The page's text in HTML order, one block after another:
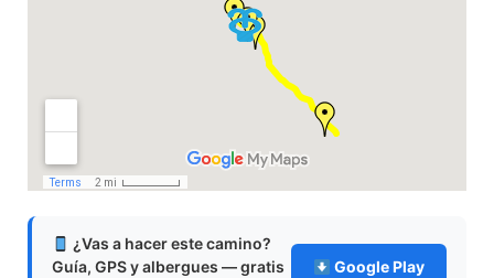
¿Vas a hacer este camino?
Guía, GPS y albergues — gratis
Google Play